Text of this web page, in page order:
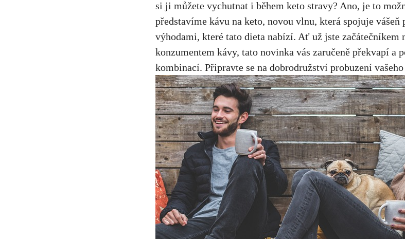
si ji můžete vychutnat i během keto stravy?⁢ Ano, je to
představíme kávu na keto, novou vlnu, která spojuje
výhodami, které tato dieta nabízí. Ať už jste začátečníkem‍
konzumentem kávy, tato novinka vás zaručeně překvapí a
kombinací. ​Připravte se ⁢na dobrodružství probuzení